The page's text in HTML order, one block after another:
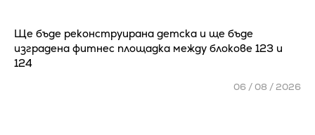
Ще бъде реконструирана детска и ще бъде
изградена фитнес площадка между блокове 123 и
124
06 / 08 / 2026